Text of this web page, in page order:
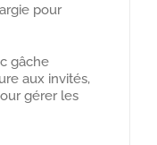
pour
gâche
aux invités,
gérer les